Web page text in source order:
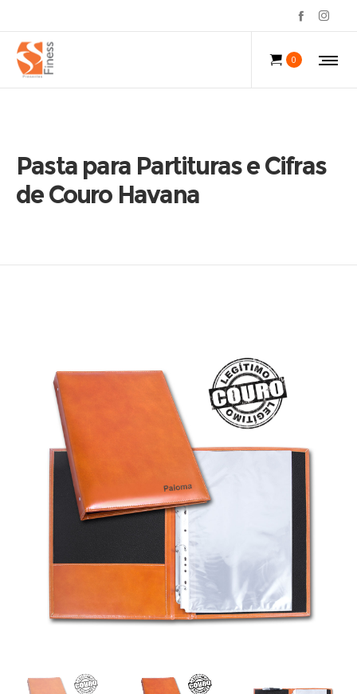
0
Pasta para Partituras e Cifras
de Couro Havana